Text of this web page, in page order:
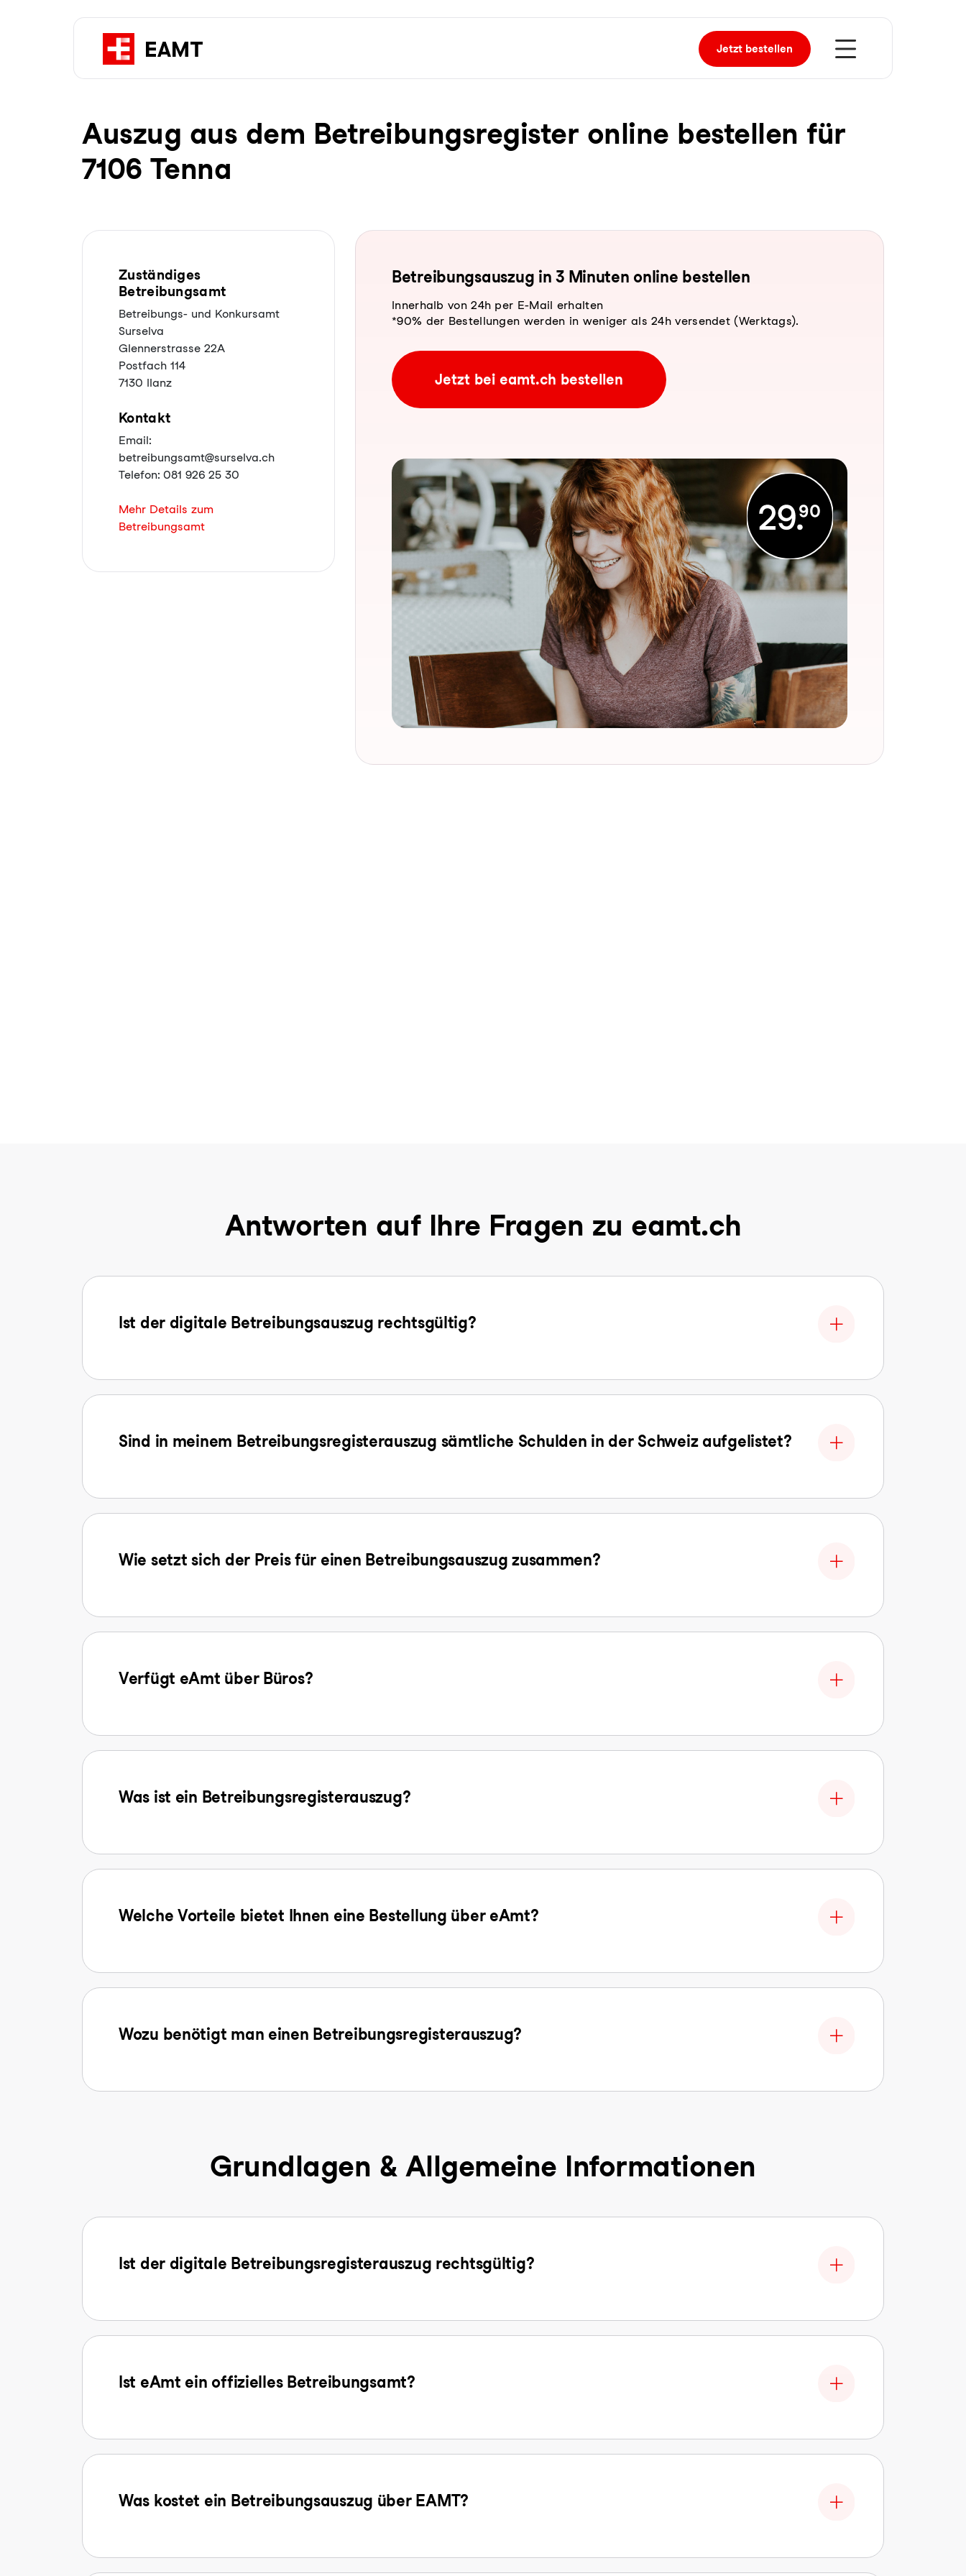
Jetzt bestellen
Auszug aus dem Be­trei­bungs­re­gis­ter online bestellen für
7106 Tenna
Zuständiges
Betreibungsamt
Betreibungs- und Konkursamt
Surselva
Glennerstrasse 22A
Postfach 114
7130 Ilanz
Kontakt
Email:
betreibungsamt@surselva.ch
Telefon: 081 926 25 30
Mehr Details zum
Betreibungsamt
Be­trei­bungs­aus­zug in 3 Minuten online bestellen
Innerhalb von 24h per E-Mail erhalten
*90% der Bestellungen werden in weniger als 24h versendet (Werktags).
Jetzt bei eamt.ch bestellen
Antworten auf Ihre Fragen zu eamt.ch
Ist der digitale Betreibungsauszug rechtsgültig?
Sind in meinem Betreibungsregisterauszug sämtliche Schulden in der Schweiz aufgelistet?
Wie setzt sich der Preis für einen Betreibungsauszug zusammen?
Verfügt eAmt über Büros?
Was ist ein Betreibungsregisterauszug?
Welche Vorteile bietet Ihnen eine Bestellung über eAmt?
Wozu benötigt man einen Betreibungsregisterauszug?
Grundlagen & Allgemeine Informationen
Ist der digitale Betreibungsregisterauszug rechtsgültig?
Ist eAmt ein offizielles Betreibungsamt?
Was kostet ein Betreibungsauszug über EAMT?